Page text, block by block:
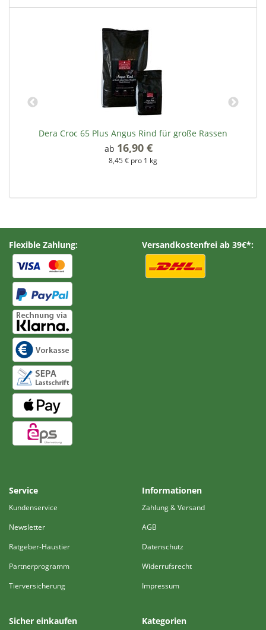
Dera Croc 65 Plus Angus Rind für große Rassen
ab 16,90 €
8,45 € pro 1 kg
Flexible Zahlung: Versandkostenfrei ab 39€*:
Service
Kundenservice
Newsletter
Ratgeber-Haustier
Partnerprogramm
Tierversicherung
Informationen
Zahlung & Versand
AGB
Datenschutz
Widerrufsrecht
Impressum
Sicher einkaufen Kategorien